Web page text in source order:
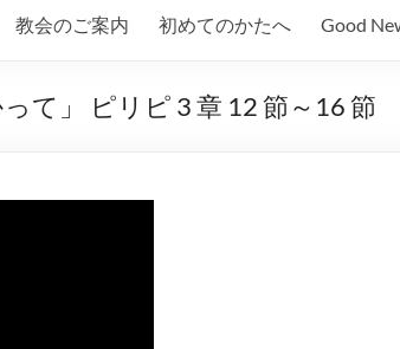
教会のご案内 初めてのかたへ Good
て」 ピリピ 3 章 12 節～16 節